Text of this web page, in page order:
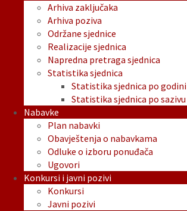
Arhiva zaključaka
Arhiva poziva
Održane sjednice
Realizacije sjednica
Napredna pretraga sjednica
Statistika sjednica
Statistika sjednica po godini
Statistika sjednica po sazivu
Nabavke
Plan nabavki
Obavještenja o nabavkama
Odluke o izboru ponuđača
Ugovori
Konkursi i javni pozivi
Konkursi
Javni pozivi